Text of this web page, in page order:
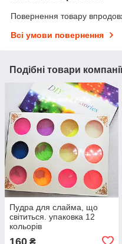
Повернення товару
Всі умови повернення
Подібні товари
Пудра для слайма, що
світиться. упаковка 12
кольорів
160 ₴